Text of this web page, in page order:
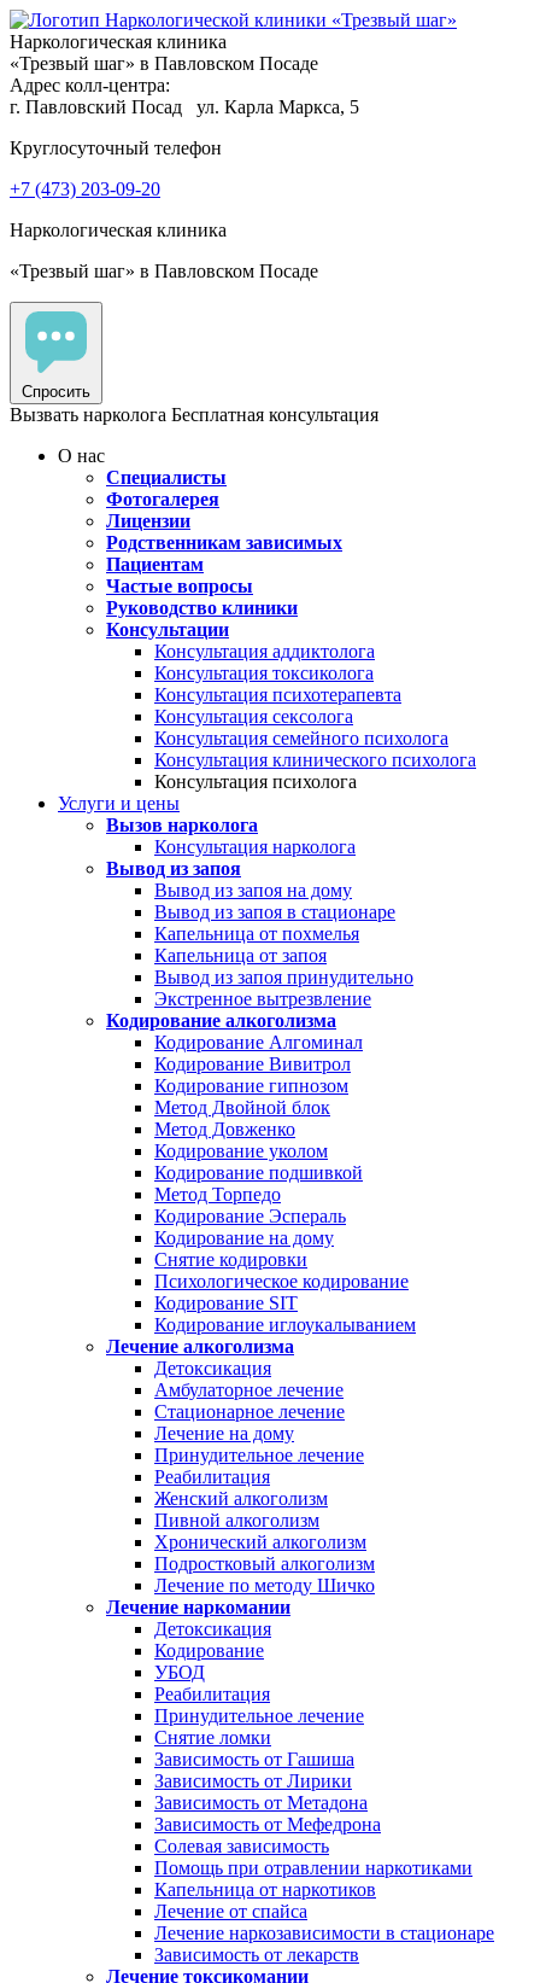
Наркологическая клиника
«Трезвый шаг» в Павловском Посаде
Адрес колл-центра:
г. Павловский Посад
ул. Карла Маркса, 5
Круглосуточный телефон
+7 (473) 203-09-20
Наркологическая клиника
«Трезвый шаг» в Павловском Посаде
Спросить
Вызвать нарколога Бесплатная консультация
О нас
Специалисты
Фотогалерея
Лицензии
Родственникам зависимых
Пациентам
Частые вопросы
Руководство клиники
Консультации
Консультация аддиктолога
Консультация токсиколога
Консультация психотерапевта
Консультация сексолога
Консультация семейного психолога
Консультация клинического психолога
Консультация психолога
Услуги и цены
Вызов нарколога
Консультация нарколога
Вывод из запоя
Вывод из запоя на дому
Вывод из запоя в стационаре
Капельница от похмелья
Капельница от запоя
Вывод из запоя принудительно
Экстренное вытрезвление
Кодирование алкоголизма
Кодирование Алгоминал
Кодирование Вивитрол
Кодирование гипнозом
Метод Двойной блок
Метод Довженко
Кодирование уколом
Кодирование подшивкой
Метод Торпедо
Кодирование Эспераль
Кодирование на дому
Снятие кодировки
Психологическое кодирование
Кодирование SIT
Кодирование иглоукалыванием
Лечение алкоголизма
Детоксикация
Амбулаторное лечение
Стационарное лечение
Лечение на дому
Принудительное лечение
Реабилитация
Женский алкоголизм
Пивной алкоголизм
Хронический алкоголизм
Подростковый алкоголизм
Лечение по методу Шичко
Лечение наркомании
Детоксикация
Кодирование
УБОД
Реабилитация
Принудительное лечение
Снятие ломки
Зависимость от Гашиша
Зависимость от Лирики
Зависимость от Метадона
Зависимость от Мефедрона
Солевая зависимость
Помощь при отравлении наркотиками
Капельница от наркотиков
Лечение от спайса
Лечение наркозависимости в стационаре
Зависимость от лекарств
Лечение токсикомании